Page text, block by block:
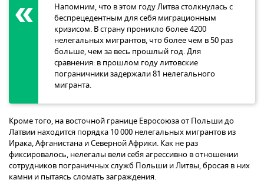
Напомним, что в этом году Литва столкнулась с
беспрецедентным для себя миграционным
кризисом. В страну проникло более 4200
нелегальных мигрантов, что более чем в 50 раз
больше, чем за весь прошлый год. Для
сравнения: в прошлом году литовские
пограничники задержали 81 нелегального
мигранта.
Кроме того, на восточной границе Евросоюза от Польши до
Латвии находится порядка 10 000 нелегальных мигрантов из
Ирака, Афганистана и Северной Африки. Как не раз
фиксировалось, нелегалы вели себя агрессивно в отношении
сотрудников пограничных служб Польши и Литвы, бросая в них
камни и пытаясь сломать заграждения.